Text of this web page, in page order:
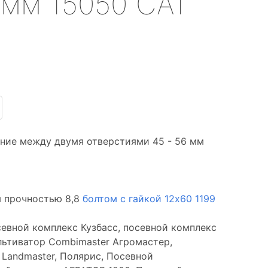
между двумя отверстиями 45 - 56 мм
8,8 болтом с гайкой 12х60 1199
комплекс Кузбасс, посевной комплекс
Combimaster Агромастер,
Полярис, Посевной